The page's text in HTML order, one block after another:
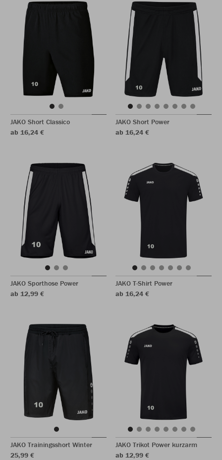
JAKO Short Classico
ab 16,24 €
JAKO Short Power
ab 16,24 €
JAKO Sporthose Power
ab 12,99 €
JAKO T-Shirt Power
ab 16,24 €
JAKO Trainingsshort Winter
25,99 €
JAKO Trikot Power kurzarm
ab 12,99 €